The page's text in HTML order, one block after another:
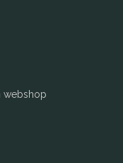
webshop